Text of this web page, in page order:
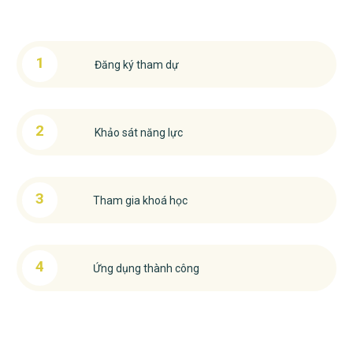
1 Đăng ký tham dự
2 Khảo sát năng lực
3 Tham gia khoá học
4 Ứng dụng thành công